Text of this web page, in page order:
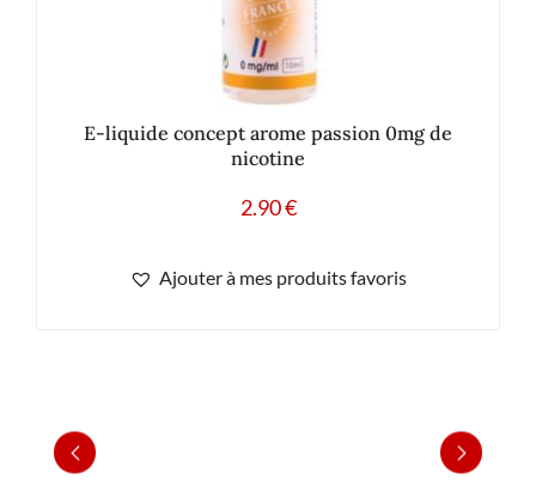
E-liquide concept arome passion 0mg de
nicotine
2.90€
Ajouter à mes produits favoris